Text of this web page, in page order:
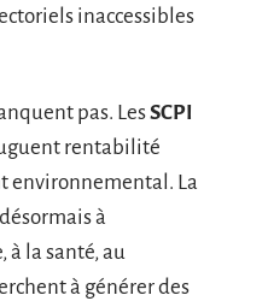
inaccessibles
pas. LesSCPI
rentabilité
environnemental. La
à
à la santé, au
à générer des